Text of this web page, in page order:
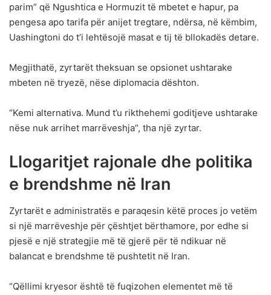
parim” që Ngushtica e Hormuzit të mbetet e hapur, pa
pengesa apo tarifa për anijet tregtare, ndërsa, në këmbim,
Uashingtoni do t’i lehtësojë masat e tij të bllokadës detare.
Megjithatë, zyrtarët theksuan se opsionet ushtarake
mbeten në tryezë, nëse diplomacia dështon.
“Kemi alternativa. Mund t’u rikthehemi goditjeve ushtarake
nëse nuk arrihet marrëveshja”, tha një zyrtar.
Llogaritjet rajonale dhe politika
e brendshme në Iran
Zyrtarët e administratës e paraqesin këtë proces jo vetëm
si një marrëveshje për çështjet bërthamore, por edhe si
pjesë e një strategjie më të gjerë për të ndikuar në
balancat e brendshme të pushtetit në Iran.
“Qëllimi kryesor është të fuqizohen elementet më të